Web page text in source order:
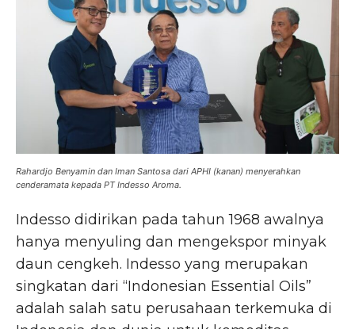
Rahardjo Benyamin dan Iman Santosa dari APHI (kanan) menyerahkan
cenderamata kepada PT Indesso Aroma.
Indesso didirikan pada tahun 1968 awalnya
hanya menyuling dan mengekspor minyak
daun cengkeh. Indesso yang merupakan
singkatan dari “Indonesian Essential Oils”
adalah salah satu perusahaan terkemuka di